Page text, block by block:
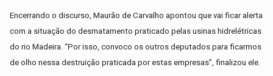
Encerrando o discurso, Maurão de Carvalho apontou que vai ficar alerta
com a situação do desmatamento praticado pelas usinas hidrelétricas
do rio Madeira. “Por isso, convoco os outros deputados para ficarmos
de olho nessa destruição praticada por estas empresas”, finalizou ele.